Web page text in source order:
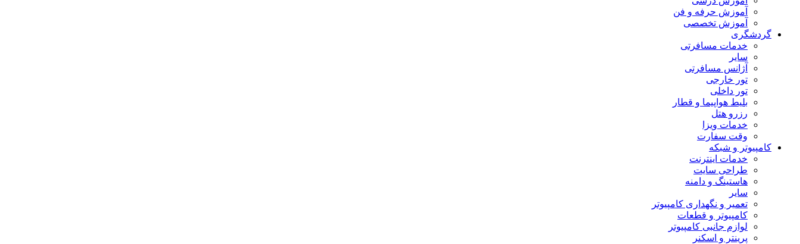
آموزش حرفه و فن
آموزش تخصصی
گردشگری
خدمات مسافرتی
سایر
آژانس مسافرتی
تور خارجی
تور داخلی
بلیط هواپیما و قطار
رزرو هتل
خدمات ویزا
وقت سفارت
کامپیوتر و شبکه
خدمات اینترنت
طراحی سایت
هاستینگ و دامنه
سایر
تعمیر و نگهداری کامپیوتر
کامپیوتر و قطعات
لوازم جانبی کامپیوتر
پرینتر و اسکنر